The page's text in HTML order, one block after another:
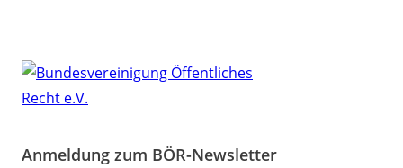
Anmeldung zum BÖR-Newsletter